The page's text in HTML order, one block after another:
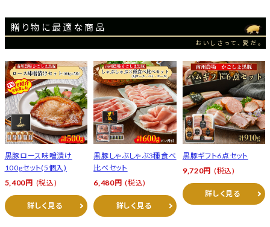
贈り物に最適な商品
おいしさって、愛だ。
黒豚ロース味噌漬け
100gセット(5個入)
5,400円 (税込)
詳しく見る
黒豚しゃぶしゃぶ3種食べ
比べセット
6,480円 (税込)
詳しく見る
黒豚ギフト6点セット
9,720円 (税込)
詳しく見る